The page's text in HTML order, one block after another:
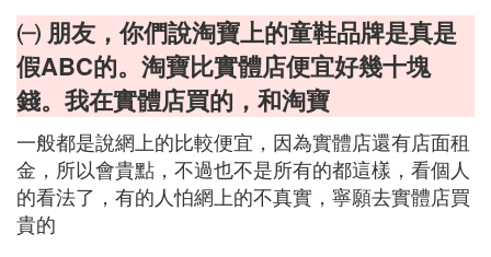
㈠ 朋友，你們說淘寶上的童鞋品牌是真是
假ABC的。淘寶比實體店便宜好幾十塊
錢。我在實體店買的，和淘寶
一般都是說網上的比較便宜，因為實體店還有店面租
金，所以會貴點，不過也不是所有的都這樣，看個人
的看法了，有的人怕網上的不真實，寧願去實體店買
貴的